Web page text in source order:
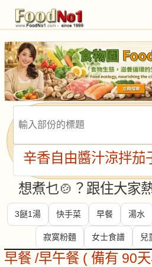
辛香自由醬汁涼拌茄
想煮乜🍲？跟住大家
3餸1湯 快手菜 早餐 湯水
寂寞粉麵 女士食譜 兒
早餐 /早午餐 ( 備有 90